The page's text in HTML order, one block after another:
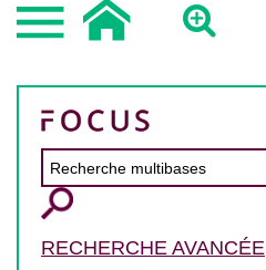
RECHERCHE AVANCÉE